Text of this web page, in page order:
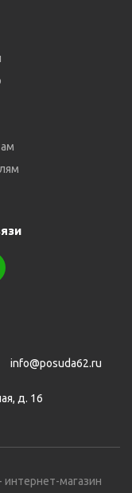
info@posuda62.ru
д. 16
магазин